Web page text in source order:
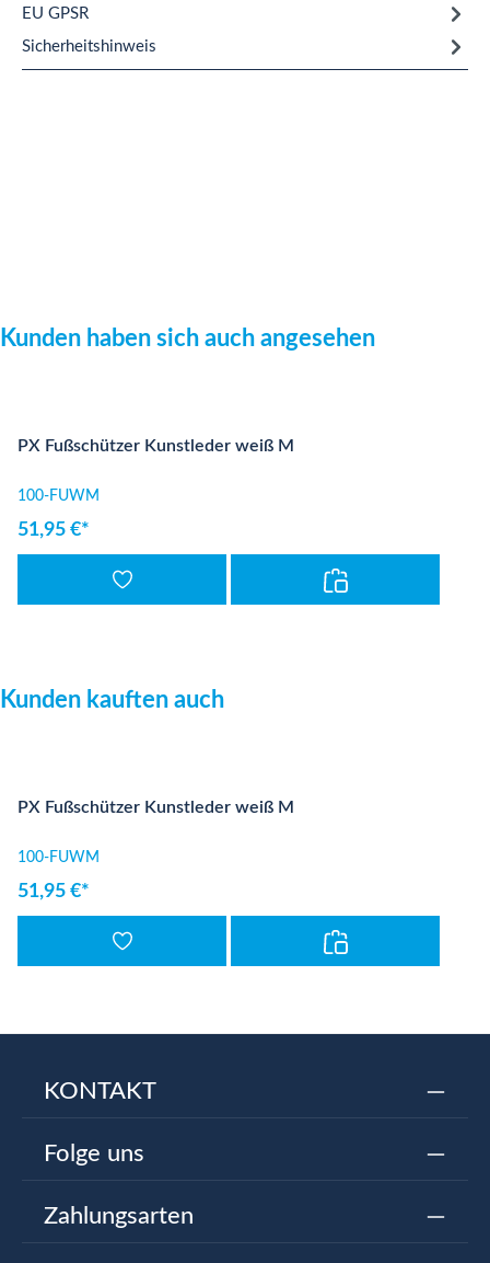
EU GPSR
Sicherheitshinweis
Produktgalerie überspringen
Kunden haben sich auch angesehen
PX Fußschützer Kunstleder weiß M
100-FUWM
51,95 €*
Produktgalerie überspringen
Kunden kauften auch
PX Fußschützer Kunstleder weiß M
100-FUWM
51,95 €*
KONTAKT
Folge uns
Zahlungsarten